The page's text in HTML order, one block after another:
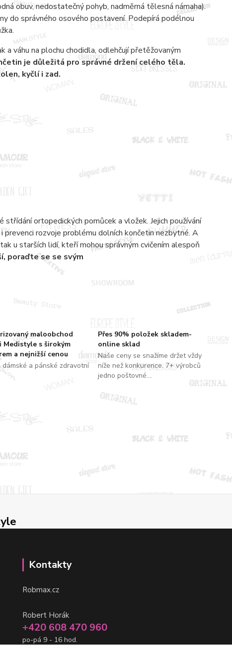
maloobchod
Medistyle s širokým
a nejnižší cenou
dámské a pánské zdravotní
Přes 90% položek skladem-
online sklad
Naše ceny se snažíme držet vždy
níže než konkurence. 7+ výrobců
jedno poštovné....
obuv, nedostatečný pohyb, nadměrná tělesná námaha).
do správného osového postavení. Podepírá podélnou
váhu na plochu chodidla, odlehčují přetěžovaným
je důležitá pro správné držení celého těla.
kyčlí i zad.
ortopedických pomůcek a vložek. Jejich používání
rozvoje problému dolních končetin nezbytné. A
u starších lidí, kteří mohou správným cvičením alespoň
poraďte se se svým
Kontakty
Robmax.cz
Robert Horák
+420 608 470 960
po-pá 9 - 16 hod.